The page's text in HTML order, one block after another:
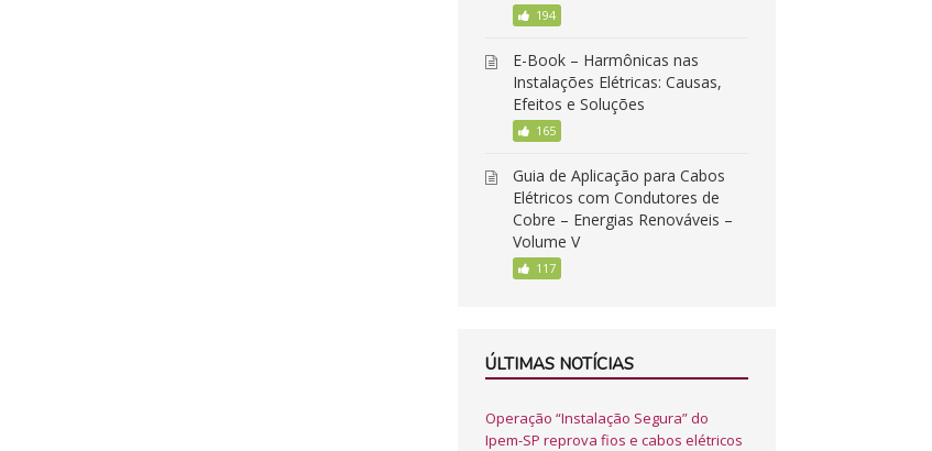
194
E-Book – Harmônicas nas
Instalações Elétricas: Causas,
Efeitos e Soluções
165
Guia de Aplicação para Cabos
Elétricos com Condutores de
Cobre – Energias Renováveis –
Volume V
117
ÚLTIMAS NOTÍCIAS
Operação “Instalação Segura” do
Ipem-SP reprova fios e cabos elétricos